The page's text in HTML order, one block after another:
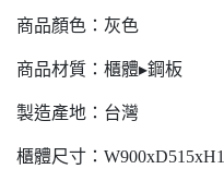
商品顏色：灰色
商品材質：櫃體▸鋼板
製造產地：台灣
櫃體尺寸：